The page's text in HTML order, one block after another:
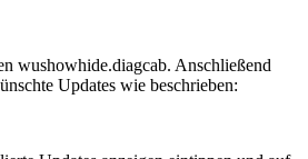
wushowhide.diagcab. Anschließend
Updates wie beschrieben: